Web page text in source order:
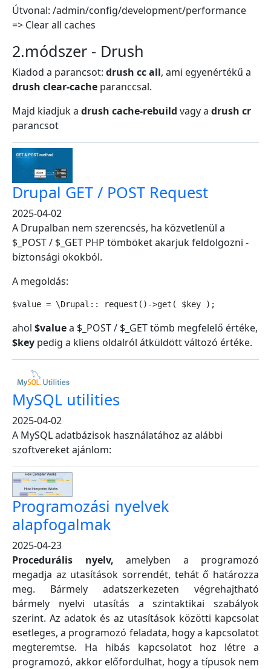
Útvonal: /admin/config/development/performance
=> Clear all caches
2.módszer - Drush
Kiadod a parancsot: drush cc all, ami egyenértékű a
drush clear-cache paranccsal.
Majd kiadjuk a drush cache-rebuild vagy a drush cr
parancsot
Drupal GET / POST Request
2025-04-02
A Drupalban nem szerencsés, ha közvetlenül a
$_POST / $_GET PHP tömböket akarjuk feldolgozni -
biztonsági okokból.
A megoldás:
$value = \Drupal:: request()->get( $key );
ahol $valuea $_POST / $_GET tömb megfelelő értéke,
$key pedig a kliens oldalról átküldött változó értéke.
MySQL utilities
2025-04-02
A MySQL adatbázisok használatához az alábbi
szoftvereket ajánlom:
Programozási nyelvek
alapfogalmak
2025-04-23
Procedurális nyelv, amelyben a programozó
megadja az utasítások sorrendét, tehát ő határozza
meg. Bármely adatszerkezeten végrehajtható
bármely nyelvi utasítás a szintaktikai szabályok
szerint. Az adatok és az utasítások közötti kapcsolat
esetleges, a programozó feladata, hogy a kapcsolatot
megteremtse. Ha hibás kapcsolatot hoz létre a
programozó, akkor előfordulhat, hogy a típusok nem